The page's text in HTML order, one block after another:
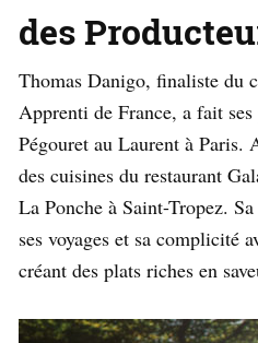
des
Thomas Danigo, finaliste du
Apprenti de France, a fait
Pégouret au Laurent à Paris.
des cuisines du restaurant
La Ponche à Saint-Tropez.
ses voyages et sa complicité
créant des plats riches en